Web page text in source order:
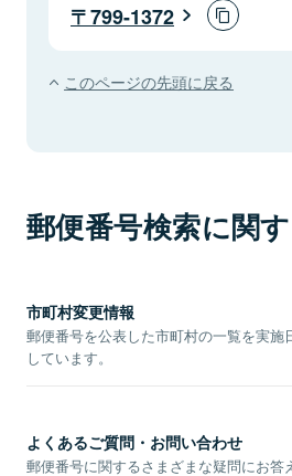
799-1372
このページの先頭に戻る
郵便番号検索に関
市町村変更情報
郵便番号を公表した市町村の一覧を実施
しています。
よくあるご質問・お問い合わせ
郵便番号に関するさまざまな疑問にお答